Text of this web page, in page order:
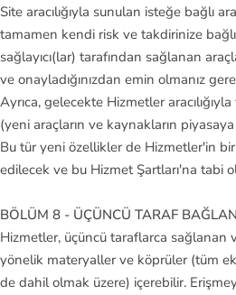
Site aracılığıyla sunulan isteğe bağlı
tamamen kendi risk ve takdirinize
sağlayıcı(lar) tarafından sağlanan
ve onayladığınızdan emin olmanız
Ayrıca, gelecekte Hizmetler
(yeni araçların ve kaynakların
Bu tür yeni özellikler de Hizmetler'in
edilecek ve bu Hizmet Şartları'na tabi
BÖLÜM 8 - ÜÇÜNCÜ TARAF
Hizmetler, üçüncü taraflarca
yönelik materyaller ve köprüler (tüm
de dahil olmak üzere) içerebilir.